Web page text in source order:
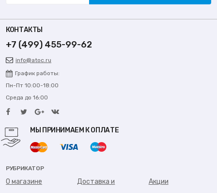
КОНТАКТЫ
+7 (499) 455-99-62
info@atoc.ru
График работы:
Пн-Пт 10:00-18:00
Среда до 16:00
МЫ ПРИНИМАЕМ К ОПЛАТЕ
РУБРИКАТОР
О магазине
Доставка и
Акции